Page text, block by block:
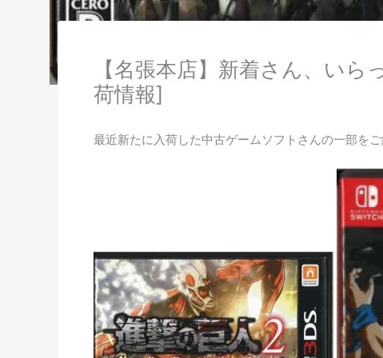
【名張本店】新着さん、い
荷情報]
最近新たに入荷した中古ゲームソフトさんの一部を